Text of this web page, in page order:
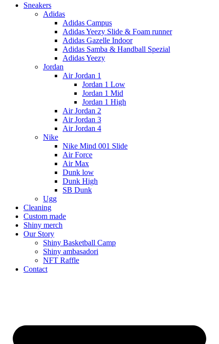
Sneakers
Adidas
Adidas Campus
Adidas Yeezy Slide & Foam runner
Adidas Gazelle Indoor
Adidas Samba & Handball Spezial
Adidas Yeezy
Jordan
Air Jordan 1
Jordan 1 Low
Jordan 1 Mid
Jordan 1 High
Air Jordan 2
Air Jordan 3
Air Jordan 4
Nike
Nike Mind 001 Slide
Air Force
Air Max
Dunk low
Dunk High
SB Dunk
Ugg
Cleaning
Custom made
Shiny merch
Our Story
Shiny Basketball Camp
Shiny ambasadori
NFT Raffle
Contact